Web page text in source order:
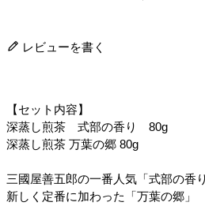
レビューを書く
【セット内容】
深蒸し煎茶 式部の香り 80g
深蒸し煎茶 万葉の郷 80g
三國屋善五郎の一番人気「式部の香
新しく定番に加わった「万葉の郷」